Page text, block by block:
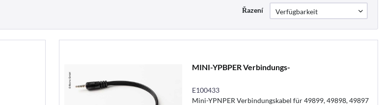
Řazení
MINI-YPBPER Verbindungs-
E100433
Mini-YPNPER Verbindungskabel für 49899, 49898, 49897